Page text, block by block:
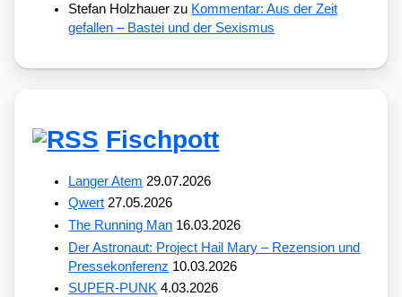
Stefan Holzhauer zu Kommentar: Aus der Zeit
gefallen – Bastei und der Sexismus
Fischpott
Langer Atem 29.07.2026
Qwert 27.05.2026
The Running Man 16.03.2026
Der Astronaut: Project Hail Mary – Rezension und
Pressekonferenz 10.03.2026
SUPER-PUNK 4.03.2026